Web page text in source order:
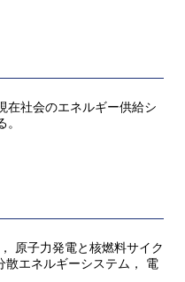
在社会のエネルギー供給シ
原子力発電と核燃料サイク
散エネルギーシステム， 電